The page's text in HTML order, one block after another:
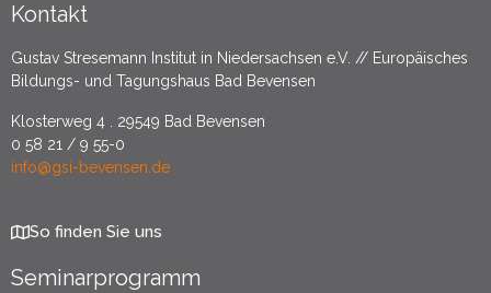
Kontakt
Gustav Stresemann Institut in Niedersachsen e.V. // Europäisches
Bildungs- und Tagungshaus Bad Bevensen
Klosterweg 4 . 29549 Bad Bevensen
0 58 21 / 9 55-0
info@gsi-bevensen.de
So finden Sie uns
Seminarprogramm